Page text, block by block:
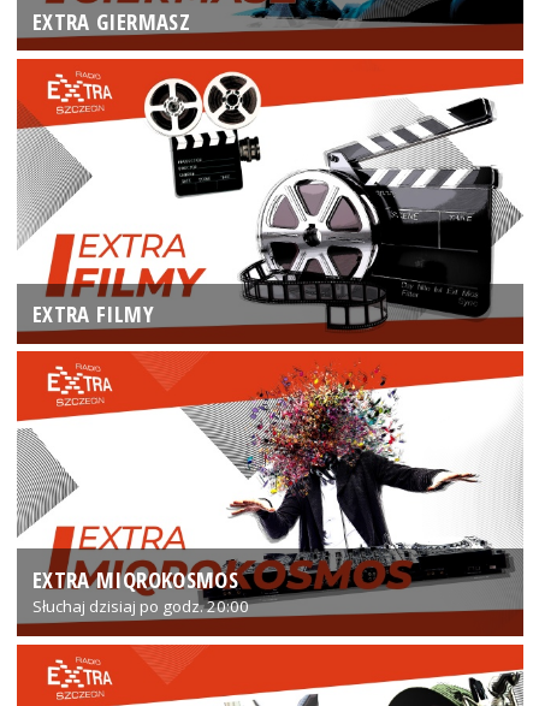
EXTRA GIERMASZ
EXTRA FILMY
EXTRA MIQROKOSMOS
Słuchaj dzisiaj po godz. 20:00